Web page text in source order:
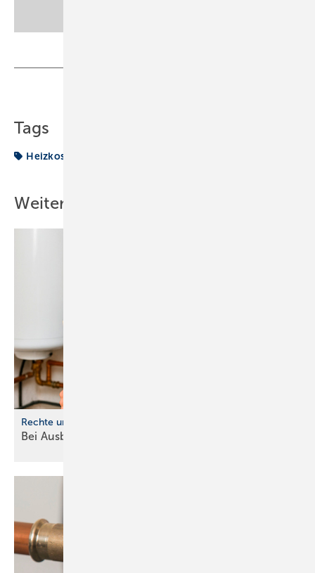
Tags
Heizkosten
Weitere Inhalte
Rechte und Pflichten
Bei Ausbildungsbeginn ist einiges zu